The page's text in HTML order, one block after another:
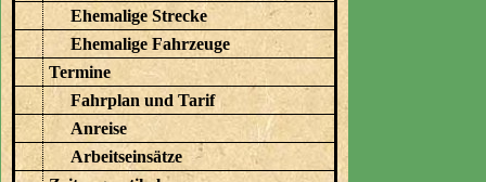
Ehemalige Strecke
Ehemalige Fahrzeuge
Termine
Fahrplan und Tarif
Anreise
Arbeitseinsätze